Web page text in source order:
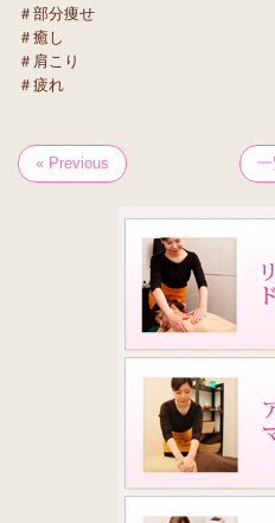
＃部分痩せ
＃癒し
＃肩こり
＃疲れ
« Previous